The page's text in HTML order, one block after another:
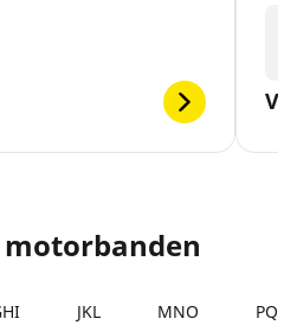
motorbanden
JKL MNO PQRS